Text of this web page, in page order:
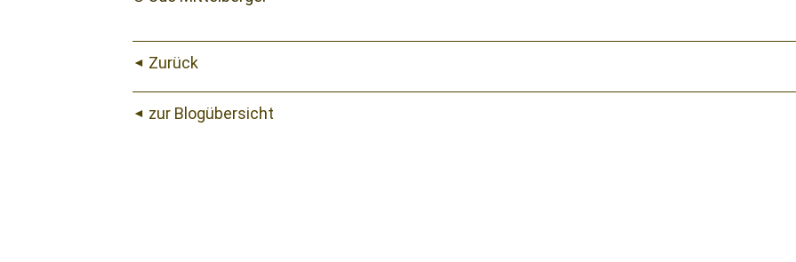
Zurück
zur Blogübersicht